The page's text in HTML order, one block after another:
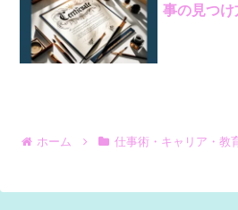
事の見つけ
ホーム 仕事術・キャリア・教